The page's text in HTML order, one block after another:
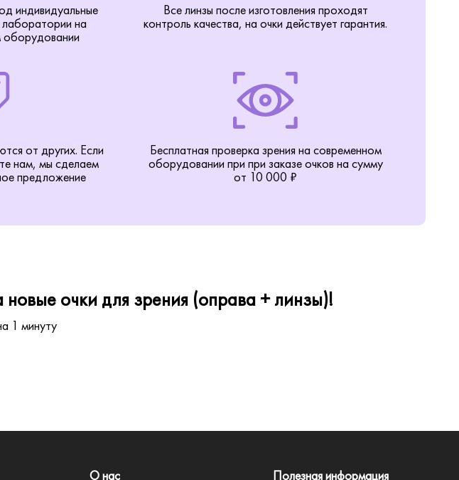
индивидуальные
лаборатории на
оборудовании
Все линзы после изготовления проходят
контроль качества, на очки действует гарантия.
от других. Если
нам, мы сделаем
предложение
Бесплатная проверка зрения на современном
оборудовании при при заказе очков на сумму
от 10 000 ₽
очки для зрения (оправа + линзы)!
1 минуту
О нас Полезная информация